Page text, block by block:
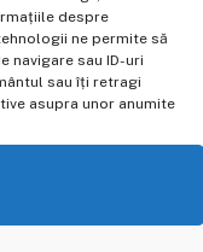
despre
ne permite să
navigare sau ID-uri
sau îți retragi
asupra unor anumite
Copiaza